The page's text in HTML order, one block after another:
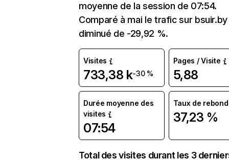
moyenne de la session de 07:54.
Comparé à mai le trafic sur bsuir.by
diminué de -29,92 %.
Visites
733,38 k-30 %
Pages / Visite
5,88
Durée moyenne des
visites
07:54
Taux de rebond
37,23 %
Total des visites durant les 3